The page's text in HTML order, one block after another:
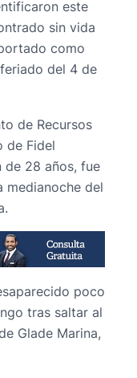
este
sin vida
como
del 4 de
de Recursos
de Fidel
de 28 años, fue
medianoche del
poco
tras saltar al
Glade Marina,